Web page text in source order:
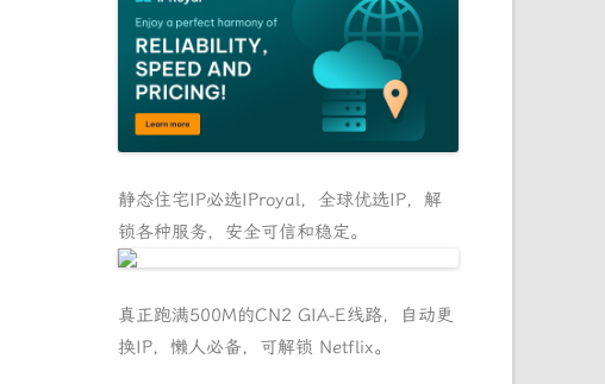
静态住宅IP必选IProyal，全球优选IP，解
锁各种服务，安全可信和稳定。
真正跑满500M的CN2 GIA-E线路，自动更
换IP，懒人必备，可解锁 Netflix。